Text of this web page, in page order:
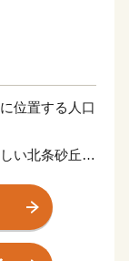
位置する人口
い北条砂丘が
どう、らっき
が生み出され